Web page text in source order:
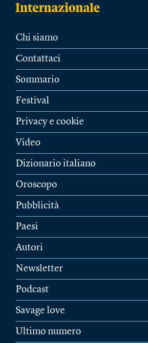
Chi siamo
Contattaci
Sommario
Festival
Privacy e cookie
Video
Dizionario italiano
Oroscopo
Pubblicità
Paesi
Autori
Newsletter
Podcast
Savage love
Ultimo numero